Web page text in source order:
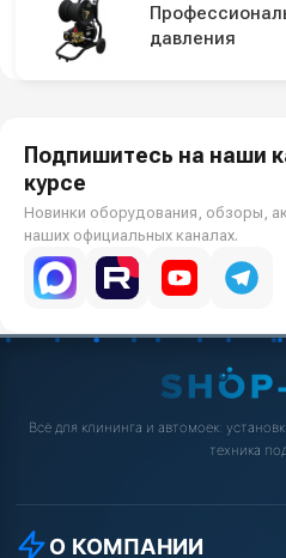
давления
Подпишитесь на наши
курсе
Новинки оборудования, обзоры,
наших официальных каналах.
Всё для клининга и автомоек:
техника
О КОМПАНИИ